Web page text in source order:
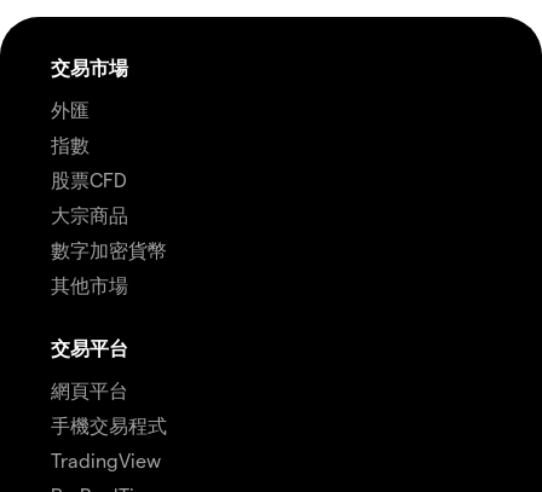
交易市場
外匯
指數
股票CFD
大宗商品
數字加密貨幣
其他市場
交易平台
網頁平台
手機交易程式
TradingView